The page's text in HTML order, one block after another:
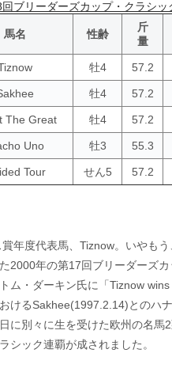
ブリーダーズカップ・クラシ
馬名 性齢
斤
量
牡4 57.2
牡4 57.2
The Great 牡4 57.2
Uno 牡3 55.3
Tour せん5 57.2
年度代表馬、Tiznow。いやも
2000年の第17回ブリーダーズ
ム・ダーキン氏に「Tiznow
けるSakhee(1997.2.14)とのハ
に別々に生を受けた欧州の名
シック連覇が成されました。